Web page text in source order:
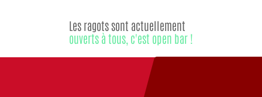
Les ragots sont actuellement
ouverts à tous, c'est open bar !